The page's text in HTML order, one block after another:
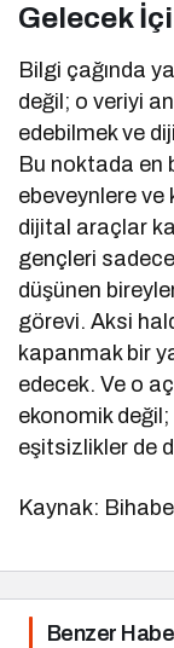
Gelecek
Bilgi çağında
değil; o veriyi
edebilmek ve
Bu noktada en
ebeveynlere ve
dijital araçlar
gençleri sadece
düşünen
görevi. Aksi
kapanmak bir
edecek. Ve o
ekonomik
eşitsizlikler de
Kaynak:
Benzer